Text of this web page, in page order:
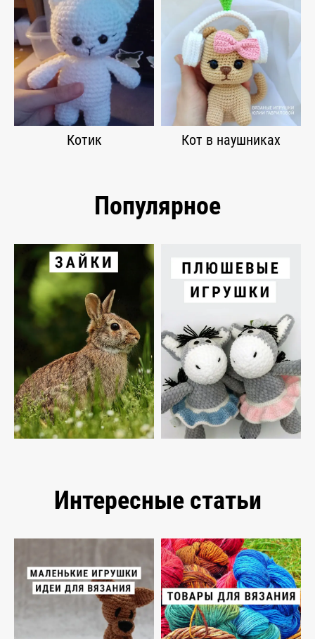
Котик Кот в наушниках
Популярное
Интересные статьи